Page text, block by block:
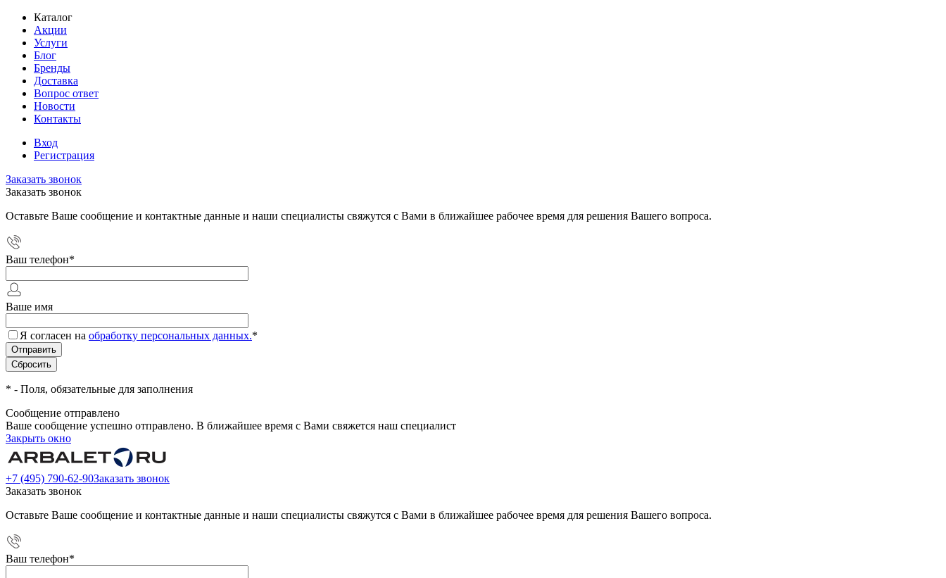
Каталог
Акции
Услуги
Блог
Бренды
Доставка
Вопрос ответ
Новости
Контакты
Вход
Регистрация
Заказать звонок
Заказать звонок
Оставьте Ваше сообщение и контактные данные и наши специалисты свяжутся с Вами в ближайшее рабочее время для решения Вашего вопроса.
Ваш телефон*
Ваше имя
Я согласен на обработку персональных данных.*
* - Поля, обязательные для заполнения
Сообщение отправлено
Ваше сообщение успешно отправлено. В ближайшее время с Вами свяжется наш специалист
Закрыть окно
+7 (495) 790-62-90Заказать звонок
Заказать звонок
Оставьте Ваше сообщение и контактные данные и наши специалисты свяжутся с Вами в ближайшее рабочее время для решения Вашего вопроса.
Ваш телефон*